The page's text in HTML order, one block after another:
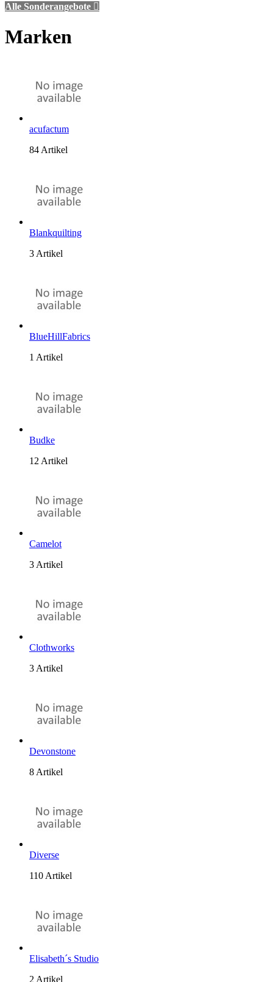
Alle Sonderangebote 
Marken
acufactum
84 Artikel
Blankquilting
3 Artikel
BlueHillFabrics
1 Artikel
Budke
12 Artikel
Camelot
3 Artikel
Clothworks
3 Artikel
Devonstone
8 Artikel
Diverse
110 Artikel
Elisabeth´s Studio
2 Artikel